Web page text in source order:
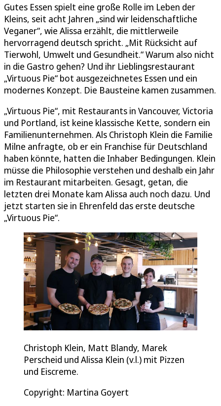
Gutes Essen spielt eine große Rolle im Leben der
Kleins, seit acht Jahren „sind wir leidenschaftliche
Veganer“, wie Alissa erzählt, die mittlerweile
hervorragend deutsch spricht. „Mit Rücksicht auf
Tierwohl, Umwelt und Gesundheit.“ Warum also nicht
in die Gastro gehen? Und ihr Lieblingsrestaurant
„Virtuous Pie“ bot ausgezeichnetes Essen und ein
modernes Konzept. Die Bausteine kamen zusammen.
„Virtuous Pie“, mit Restaurants in Vancouver, Victoria
und Portland, ist keine klassische Kette, sondern ein
Familienunternehmen. Als Christoph Klein die Familie
Milne anfragte, ob er ein Franchise für Deutschland
haben könnte, hatten die Inhaber Bedingungen. Klein
müsse die Philosophie verstehen und deshalb ein Jahr
im Restaurant mitarbeiten. Gesagt, getan, die
letzten drei Monate kam Alissa auch noch dazu. Und
jetzt starten sie in Ehrenfeld das erste deutsche
„Virtuous Pie“.
Christoph Klein, Matt Blandy, Marek
Perscheid und Alissa Klein (v.l.) mit Pizzen
und Eiscreme.
Copyright: Martina Goyert